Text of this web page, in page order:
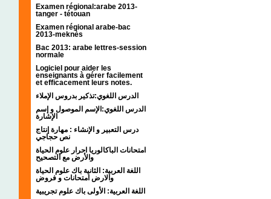
Examen régional:arabe 2013-
tanger - tétouan
Examen régional arabe-bac
2013-meknès
Bac 2013: arabe lettres-session
normale
Logiciel pour aider les
enseignants à gérer facilement
et efficacement leurs notes.
الدرس اللغوي:تذكير بدروس الإملاء
الدرس اللغوي:الإسم الموصول و إسم
الإشارة
درس التعبير و الإنشاء : مهارة إنتاج
نص حجاجي
امتحانات الباكالوريا احرار علوم الحياة
والأرض مع التصحيح
اللغة العربية: الثانية باك علوم الحياة
والارض امتحانات و فروض
اللغة العربية: الأولى باك علوم تجريبية